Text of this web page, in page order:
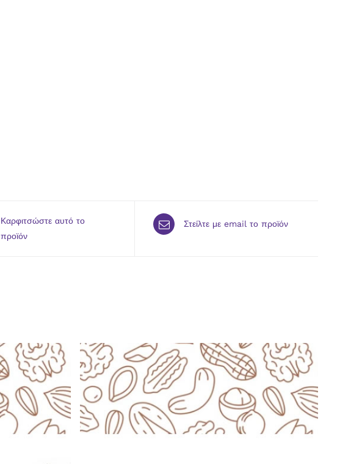
Καρφιτσώστε αυτό το
προϊόν
Στείλτε με email το προϊόν